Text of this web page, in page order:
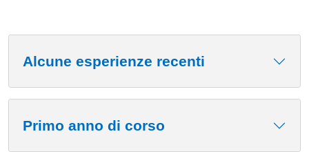
Alcune esperienze recenti
Primo anno di corso